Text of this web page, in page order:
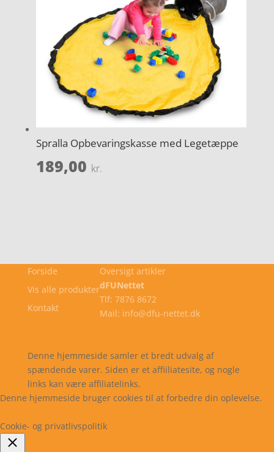
Spralla Opbevaringskasse med Legetæppe
189,00 kr.
Forside
Vis alle produkter
Kontakt
Oversigt artikler
dFUNettet
Tlf: 7876 8672
Mail: info@dfu-nettet.dk
Denne hjemmeside samler et bredt udvalg af
spændende varer. Siden er et affiiliatesite, og nogle
links kan være affiliatelinks.
Denne hjemmeside bruger cookies til at forbedre din oplevelse.
Cookie- og privatlivspolitik